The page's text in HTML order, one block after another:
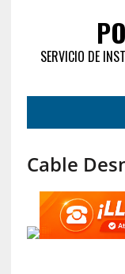
SERVICIO DE
Cable